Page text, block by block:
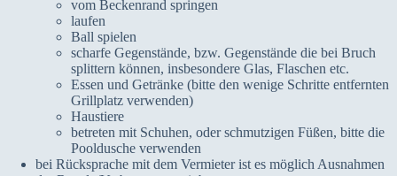
vom Beckenrand springen
laufen
Ball spielen
scharfe Gegenstände, bzw. Gegenstände die bei Bruch
splittern können, insbesondere Glas, Flaschen etc.
Essen und Getränke (bitte den wenige Schritte entfernten
Grillplatz verwenden)
Haustiere
betreten mit Schuhen, oder schmutzigen Füßen, bitte die
Pooldusche verwenden
bei Rücksprache mit dem Vermieter ist es möglich Ausnahmen